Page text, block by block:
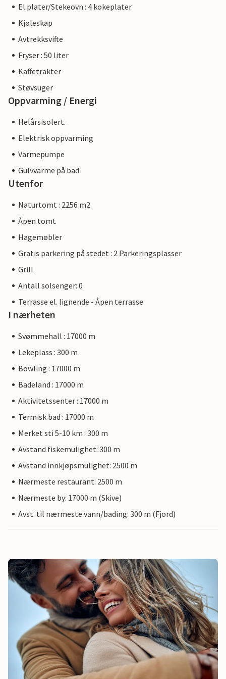
El.plater/Stekeovn : 4 kokeplater
Kjøleskap
Avtrekksvifte
Fryser : 50 liter
Kaffetrakter
Støvsuger
Oppvarming / Energi
Helårsisolert.
Elektrisk oppvarming
Varmepumpe
Gulvvarme på bad
Utenfor
Naturtomt : 2256 m2
Åpen tomt
Hagemøbler
Gratis parkering på stedet : 2 Parkeringsplasser
Grill
Antall solsenger: 0
Terrasse el. lignende - Åpen terrasse
I nærheten
Svømmehall : 17000 m
Lekeplass : 300 m
Bowling : 17000 m
Badeland : 17000 m
Aktivitetssenter : 17000 m
Termisk bad : 17000 m
Merket sti 5-10 km : 300 m
Avstand fiskemulighet: 300 m
Avstand innkjøpsmulighet: 2500 m
Nærmeste restaurant: 2500 m
Nærmeste by: 17000 m (Skive)
Avst. til nærmeste vann/bading: 300 m (Fjord)